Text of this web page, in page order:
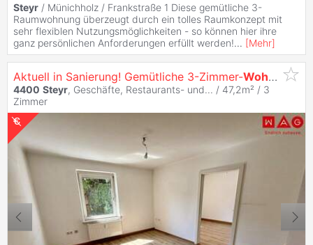
Steyr / Münichholz / Frankstraße 1 Diese gemütliche 3-
Raumwohnung überzeugt durch ein tolles Raumkonzept mit
sehr flexiblen Nutzungsmöglichkeiten - so können hier ihre
ganz persönlichen Anforderungen erfüllt werden!... [Mehr]
Aktuell in Sanierung! Gemütliche 3-Zimmer-Wohnung
4400 Steyr, Geschäfte, Restaurants- und... / 47,2m² / 3
Zimmer